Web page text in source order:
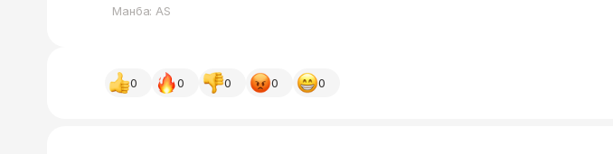
Манба: AS
0 0 0 0 0